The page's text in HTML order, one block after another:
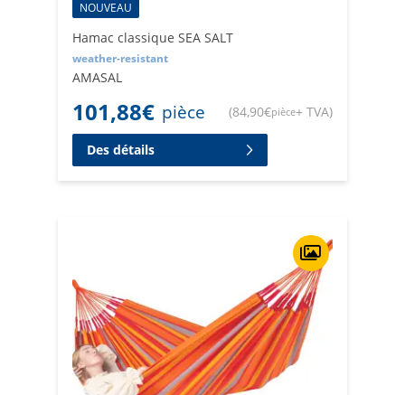
NOUVEAU
Hamac classique SEA SALT
weather-resistant
AMASAL
101,88€ pièce (84,90€pièce+ TVA)
Des détails